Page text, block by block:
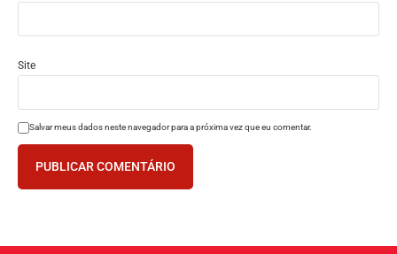
Site
Salvar meus dados neste navegador para a próxima vez que eu comentar.